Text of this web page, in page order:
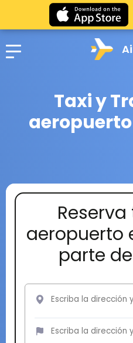
Taxi y
aeropuerto
parte